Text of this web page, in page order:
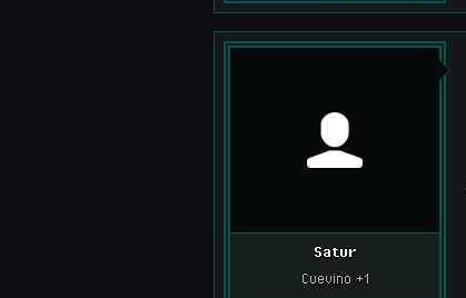
Satur
Cuevino +1